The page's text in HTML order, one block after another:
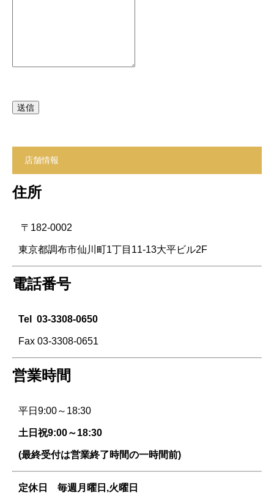
送信
店舗情報
住所
〒182-0002
東京都調布市仙川町1丁目11-13大平ビル2F
電話番号
Tel 03-3308-0650
Fax 03-3308-0651
営業時間
平日9:00～18:30
土日祝9:00～18:30
(最終受付は営業終了時間の一時間前)
定休日 毎週 月曜日,火曜日